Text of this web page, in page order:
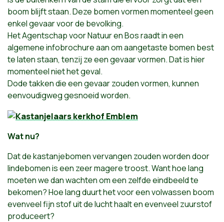
boom blijft staan. Deze bomen vormen momenteel geen
enkel gevaar voor de bevolking.
Het Agentschap voor Natuur en Bos raadt in een
algemene infobrochure aan om aangetaste bomen best
te laten staan, tenzij ze een gevaar vormen. Dat is hier
momenteel niet het geval.
Dode takken die een gevaar zouden vormen, kunnen
eenvoudigweg gesnoeid worden.
Wat nu?
Dat de kastanjebomen vervangen zouden worden door
lindebomen is een zeer magere troost. Want hoe lang
moeten we dan wachten om een zelfde eindbeeld te
bekomen? Hoe lang duurt het voor een volwassen boom
evenveel fijn stof uit de lucht haalt en evenveel zuurstof
produceert?